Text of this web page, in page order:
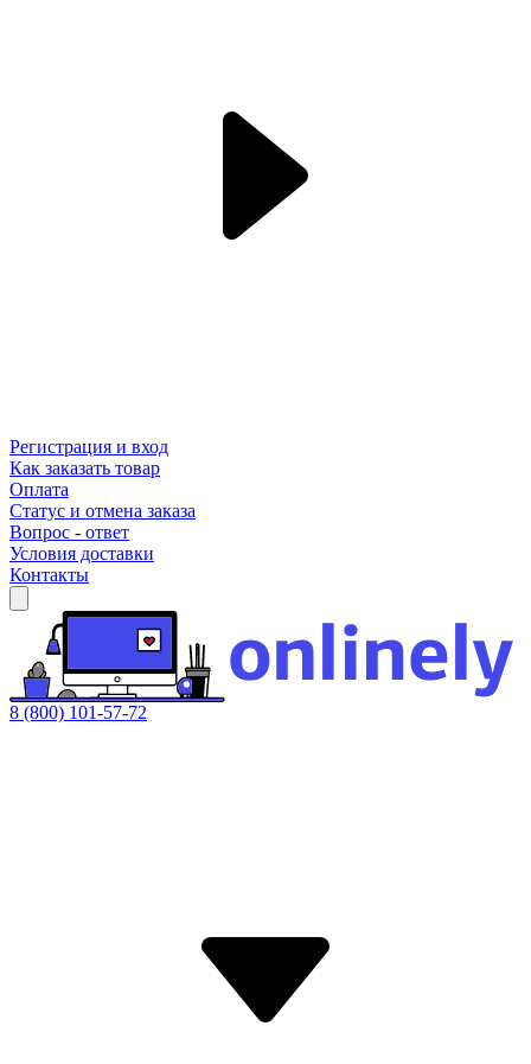
Регистрация и вход
Как заказать товар
Оплата
Статус и отмена заказа
Вопрос - ответ
Условия доставки
Контакты
8 (800) 101-57-72